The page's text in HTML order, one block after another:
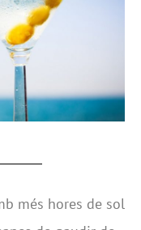
més hores de sol